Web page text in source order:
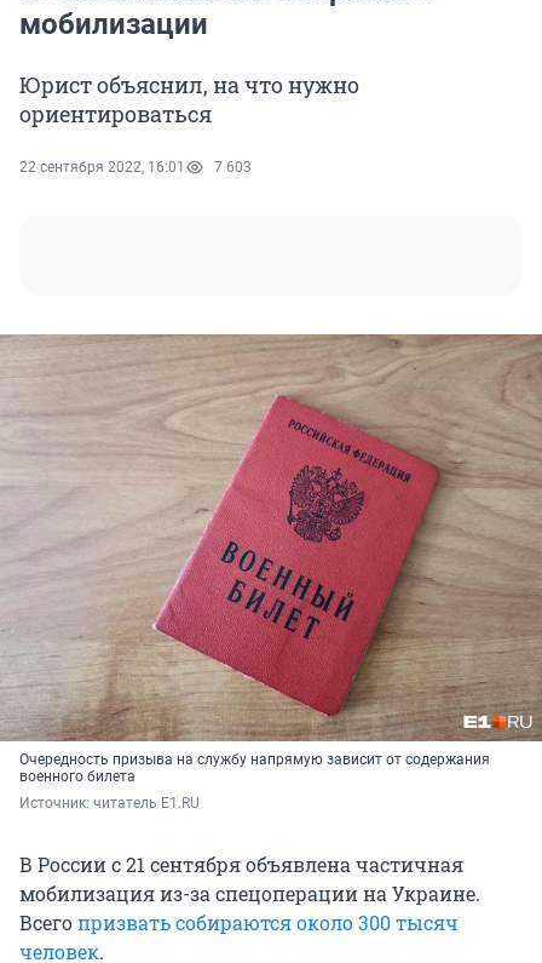
мобилизации
Юрист объяснил, на что нужно
ориентироваться
22 сентября 2022, 16:01 7 603
Очередность призыва на службу напрямую зависит от содержания
военного билета
Источник: читатель E1.RU
В России с 21 сентября объявлена частичная
мобилизация из-за спецоперации на Украине.
Всегопризвать собираются около 300 тысяч
человек.